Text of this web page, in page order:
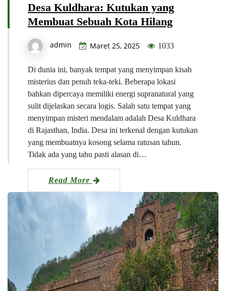
Desa Kuldhara: Kutukan yang
Membuat Sebuah Kota Hilang
admin Maret 25, 2025 1033
Di dunia ini, banyak tempat yang menyimpan kisah
misterius dan penuh teka-teki. Beberapa lokasi
bahkan dipercaya memiliki energi supranatural yang
sulit dijelaskan secara logis. Salah satu tempat yang
menyimpan misteri mendalam adalah Desa Kuldhara
di Rajasthan, India. Desa ini terkenal dengan kutukan
yang membuatnya kosong selama ratusan tahun.
Tidak ada yang tahu pasti alasan di…
Read More